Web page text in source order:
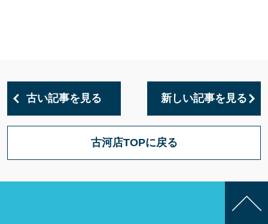
古い記事を見る 新しい記事を見る
古河店TOPに戻る